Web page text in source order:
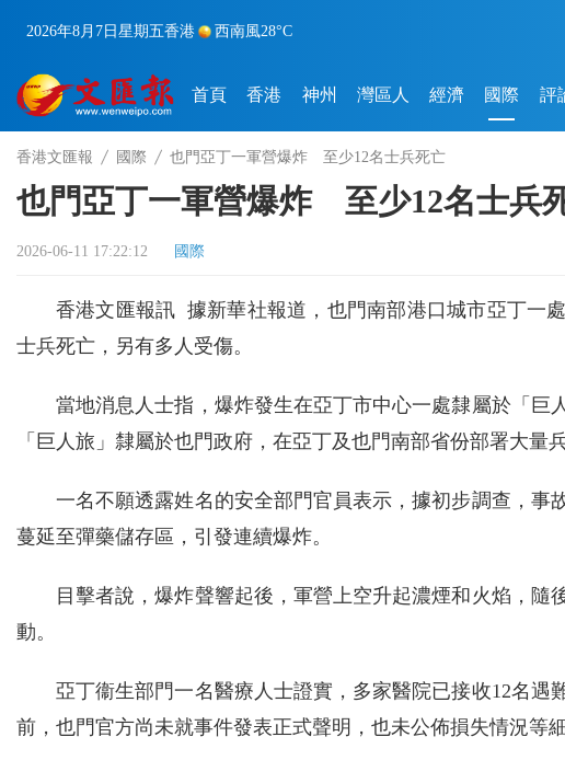
2026年8月7日 星期五香港 西南風28°C
首頁 香港 神州 灣區人 經濟 國際 評
香港文匯報 國際 也門亞丁一軍營爆炸 至少12名士兵死亡
也門亞丁一軍營爆炸 至少12名士兵
2026-06-11 17:22:12 國際
香港文匯報訊 據新華社報道，也門南部港口城市亞丁一
士兵死亡，另有多人受傷。
當地消息人士指，爆炸發生在亞丁市中心一處隸屬於「巨
「巨人旅」隸屬於也門政府，在亞丁及也門南部省份部署大量
一名不願透露姓名的安全部門官員表示，據初步調查，事
蔓延至彈藥儲存區，引發連續爆炸。
目擊者說，爆炸聲響起後，軍營上空升起濃煙和火焰，隨
動。
亞丁衞生部門一名醫療人士證實，多家醫院已接收12名遇
前，也門官方尚未就事件發表正式聲明，也未公佈損失情況等細